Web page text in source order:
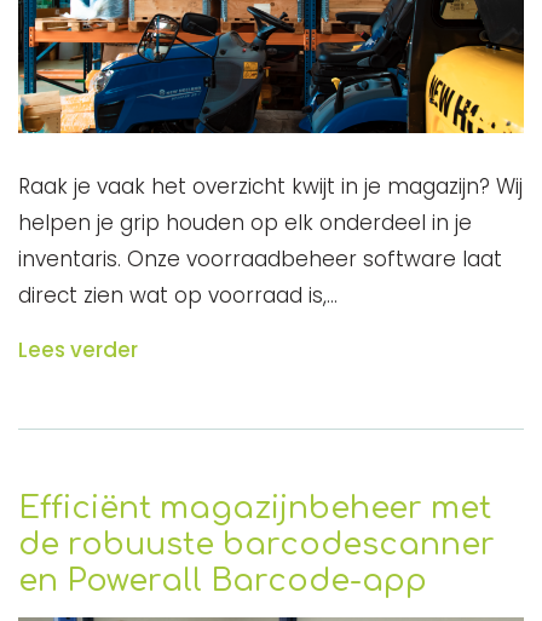
Raak je vaak het overzicht kwijt in je magazijn? Wij
helpen je grip houden op elk onderdeel in je
inventaris. Onze voorraadbeheer software laat
direct zien wat op voorraad is,…
Lees verder
Efficiënt magazijnbeheer met
de robuuste barcodescanner
en Powerall Barcode-app